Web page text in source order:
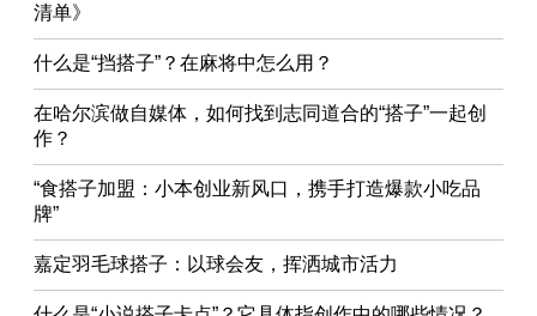
清单》
什么是“挡搭子”？在麻将中怎么用？
在哈尔滨做自媒体，如何找到志同道合的“搭子”一起创
作？
“食搭子加盟：小本创业新风口，携手打造爆款小吃品
牌”
嘉定羽毛球搭子：以球会友，挥洒城市活力